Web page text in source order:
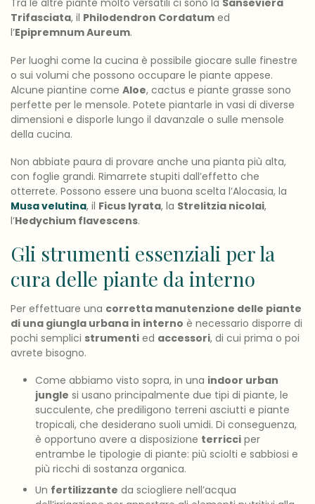
Tra le altre piante molto versatili ci sono la Sanseviera
Trifasciata, il Philodendron Cordatum ed
l’Epipremnum Aureum.
Per luoghi come la cucina è possibile giocare sulle finestre
o sui volumi che possono occupare le piante appese.
Alcune piantine come Aloe, cactus e piante grasse sono
perfette per le mensole. Potete piantarle in vasi di diverse
dimensioni e disporle lungo il davanzale o sulle mensole
della cucina.
Non abbiate paura di provare anche una pianta più alta,
con foglie grandi. Rimarrete stupiti dall’effetto che
otterrete. Possono essere una buona scelta l’Alocasia, la
Musa velutina, il Ficus lyrata, la Strelitzia nicolai,
l’Hedychium flavescens.
Gli strumenti essenziali per la
cura delle piante da interno
Per effettuare una corretta manutenzione delle piante
di una giungla urbana in interno è necessario disporre di
pochi semplici strumenti ed accessori, di cui prima o poi
avrete bisogno.
Come abbiamo visto sopra, in una indoor urban
jungle si usano principalmente due tipi di piante, le
succulente, che prediligono terreni asciutti e piante
tropicali, che desiderano suoli umidi. Di conseguenza,
è opportuno avere a disposizione terricci per
entrambe le tipologie di piante: più sciolti e sabbiosi e
più ricchi di sostanza organica.
Un fertilizzante da sciogliere nell’acqua